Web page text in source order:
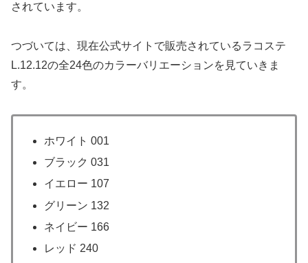
されています。
つづいては、現在公式サイトで販売されているラコステ
L.12.12の全24色のカラーバリエーションを見ていきま
す。
ホワイト 001
ブラック 031
イエロー 107
グリーン 132
ネイビー 166
レッド 240